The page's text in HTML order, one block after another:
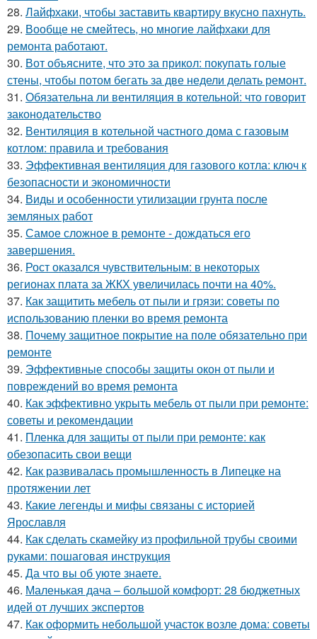
28. Лайфхаки, чтобы заставить квартиру вкусно пахнуть.
29. Вообще не смейтесь, но многие лайфхаки для
ремонта работают.
30. Вот объясните, что это за прикол: покупать голые
стены, чтобы потом бегать за две недели делать ремонт.
31. Обязательна ли вентиляция в котельной: что говорит
законодательство
32. Вентиляция в котельной частного дома с газовым
котлом: правила и требования
33. Эффективная вентиляция для газового котла: ключ к
безопасности и экономичности
34. Виды и особенности утилизации грунта после
земляных работ
35. Самое сложное в ремонте - дождаться его
завершения.
36. Рост оказался чувствительным: в некоторых
регионах плата за ЖКХ увеличилась почти на 40%.
37. Как защитить мебель от пыли и грязи: советы по
использованию пленки во время ремонта
38. Почему защитное покрытие на поле обязательно при
ремонте
39. Эффективные способы защиты окон от пыли и
повреждений во время ремонта
40. Как эффективно укрыть мебель от пыли при ремонте:
советы и рекомендации
41. Пленка для защиты от пыли при ремонте: как
обезопасить свои вещи
42. Как развивалась промышленность в Липецке на
протяжении лет
43. Какие легенды и мифы связаны с историей
Ярославля
44. Как сделать скамейку из профильной трубы своими
руками: пошаговая инструкция
45. Да что вы об уюте знаете.
46. Маленькая дача – большой комфорт: 28 бюджетных
идей от лучших экспертов
47. Как оформить небольшой участок возле дома: советы